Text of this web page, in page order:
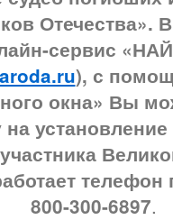
Отечества».
сервис
), с
окна» Вы
на
телефон
800-300-6897.